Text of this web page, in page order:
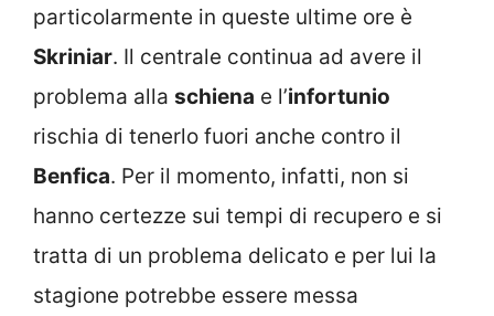
particolarmente in queste ultime ore è
Skriniar. Il centrale continua ad avere il
problema alla schiena e l’infortunio
rischia di tenerlo fuori anche contro il
Benfica. Per il momento, infatti, non si
hanno certezze sui tempi di recupero e si
tratta di un problema delicato e per lui la
stagione potrebbe essere messa